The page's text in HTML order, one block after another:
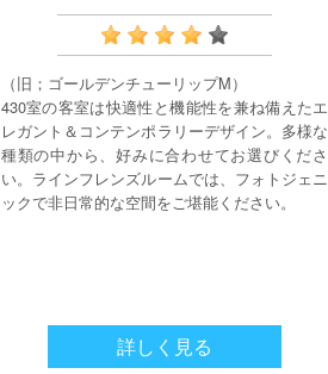
（旧；ゴールデンチューリップM）
430室の客室は快適性と機能性を兼ね備えたエ
レガント＆コンテンポラリーデザイン。多様な
種類の中から、好みに合わせてお選びくださ
い。ラインフレンズルームでは、フォトジェニ
ックで非日常的な空間をご堪能ください。
詳しく見る